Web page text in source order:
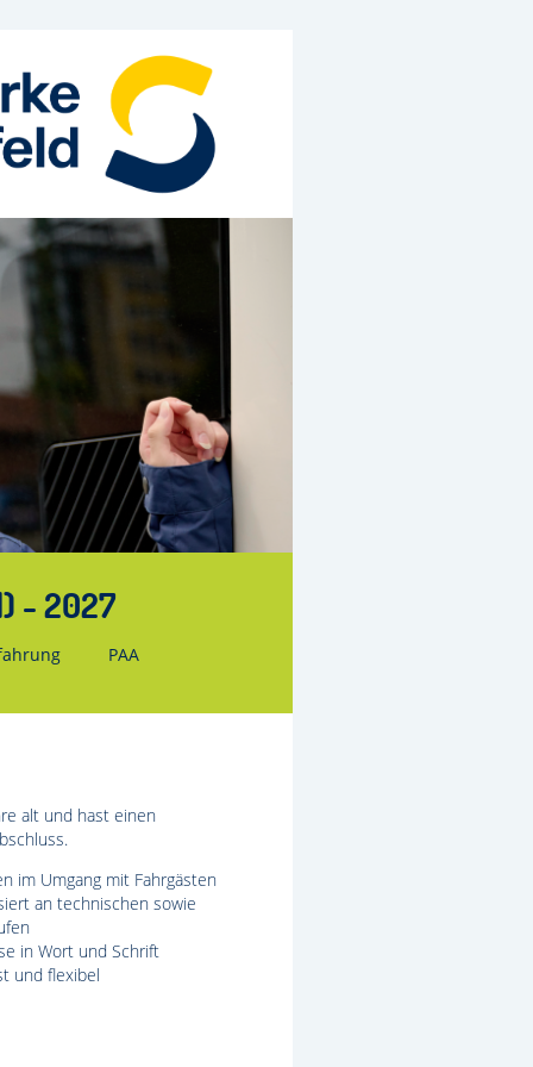
- 2027
PAA
alt und hast einen
im Umgang mit Fahrgästen
an technischen sowie
in Wort und Schrift
und flexibel